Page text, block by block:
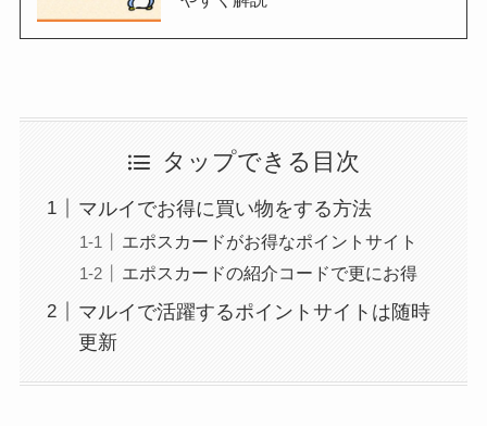
タップできる目次
マルイでお得に買い物をする方法
エポスカードがお得なポイントサイト
エポスカードの紹介コードで更にお得
マルイで活躍するポイントサイトは随時
更新